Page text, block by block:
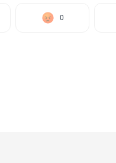
0